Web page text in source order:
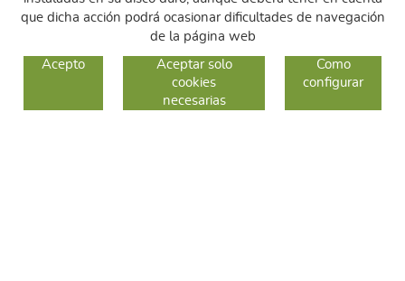
CAMBIOS Y DEVOLUCIONES
que dicha acción podrá ocasionar dificultades de navegación
de la página web
Acepto
Aceptar solo
cookies
necesarias
Como
configurar